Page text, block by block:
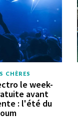
CHÈRES
le week-
avant
: l'été du